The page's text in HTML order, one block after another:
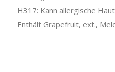
H317: Kann allergische
Enthält Grapefruit, ext.,